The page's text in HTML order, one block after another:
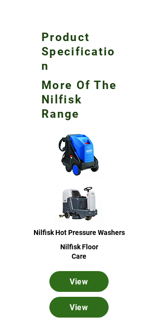
Product
Specificatio
n
More Of The
Nilfisk
Range
Nilfisk Hot Pressure Washers
Nilfisk Floor
Care
View
View